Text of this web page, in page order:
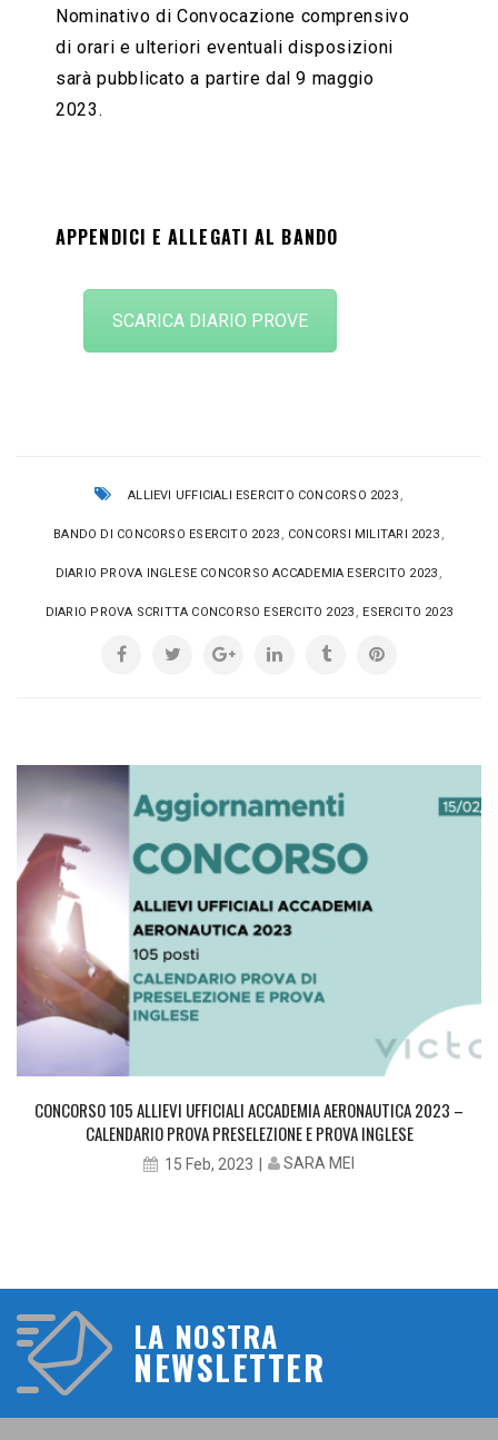
Nominativo di Convocazione comprensivo
di orari e ulteriori eventuali disposizioni
sarà pubblicato a partire dal 9 maggio
2023.
APPENDICI E ALLEGATI AL BANDO
SCARICA DIARIO PROVE
ALLIEVI UFFICIALI ESERCITO CONCORSO 2023
BANDO DI CONCORSO ESERCITO 2023 CONCORSI MILITARI 2023
DIARIO PROVA INGLESE CONCORSO ACCADEMIA ESERCITO 2023
DIARIO PROVA SCRITTA CONCORSO ESERCITO 2023 ESERCITO 2023
CONCORSO 105 ALLIEVI UFFICIALI ACCADEMIA AERONAUTICA 2023 –
CALENDARIO PROVA PRESELEZIONE E PROVA INGLESE
15 Feb, 2023 SARA MEI
LA NOSTRA
NEWSLETTER